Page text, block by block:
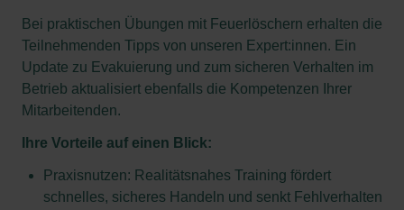
Bei praktischen Übungen mit Feuerlöschern erhalten die
Teilnehmenden Tipps von unseren Expert:innen. Ein
Update zu Evakuierung und zum sicheren Verhalten im
Betrieb aktualisiert ebenfalls die Kompetenzen Ihrer
Mitarbeitenden.
Ihre Vorteile auf einen Blick:
Praxisnutzen: Realitätsnahes Training fördert
schnelles, sicheres Handeln und senkt Fehlverhalten